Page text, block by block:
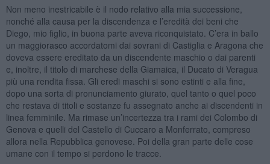
Non meno inestricabile è il nodo relativo alla mia successione,
nonché alla causa per la discendenza e l’eredità dei beni che
Diego, mio figlio, in buona parte aveva riconquistato. C’era in ballo
un maggiorasco accordatomi dai sovrani di Castiglia e Aragona che
doveva essere ereditato da un discendente maschio o dai parenti
e, inoltre, il titolo di marchese della Giamaica, il Ducato di Veragua
più una rendita fissa. Gli eredi maschi si sono estinti e alla fine,
dopo una sorta di pronunciamento giurato, quel tanto o quel poco
che restava di titoli e sostanze fu assegnato anche ai discendenti in
linea femminile. Ma rimase un’incertezza tra i rami dei Colombo di
Genova e quelli del Castello di Cuccaro a Monferrato, compreso
allora nella Repubblica genovese. Poi della gran parte delle cose
umane con il tempo si perdono le tracce.